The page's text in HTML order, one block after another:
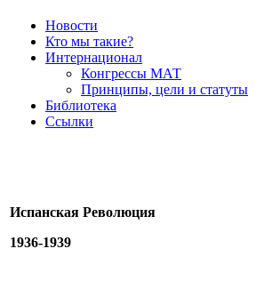
Новости
Кто мы такие?
Интернационал
Конгрессы МАТ
Принципы, цели и статуты
Библиотека
Ссылки
Испанская Революция
1936-1939